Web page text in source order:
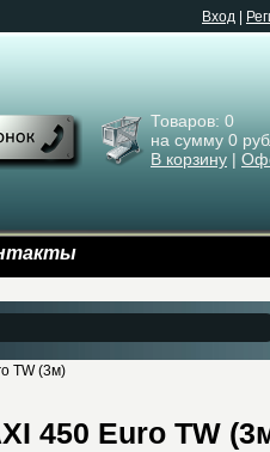
Bход
Товаров: 0
на сумму 0
В корзину |
TW (3м)
450 Euro TW